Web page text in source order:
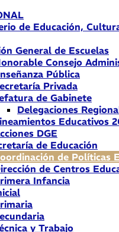
de Educación,
General de Escuelas
Consejo
Pública
Privada
de Gabinete
Delegaciones
Educativos
DGE
de Educación
de Políticas
de Centros
Infancia
y Trabajo